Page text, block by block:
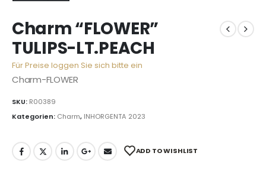
Charm “FLOWER”
TULIPS-LT.PEACH
Für Preise loggen Sie sich bitte ein
Charm-FLOWER
SKU: R00389
Kategorien: Charm, INHORGENTA 2023
ADD TO WISHLIST